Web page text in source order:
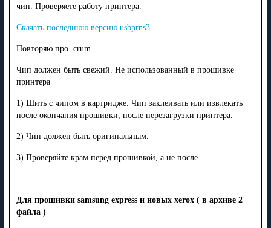
чип. Проверяете работу принтера.
Скачать последнюю версию usbprns3
Повторяю про crum
Чип должен быть свежий. Не использованный в прошивке
принтера
1) Шить с чипом в картридже. Чип заклеивать или извлекать
после окончания прошивки, после перезагрузки принтера.
2) Чип должен быть оригинальным.
3) Проверяйте крам перед прошивкой, а не после.
Для прошивки samsung express и новых xerox ( в архиве 2
файла )